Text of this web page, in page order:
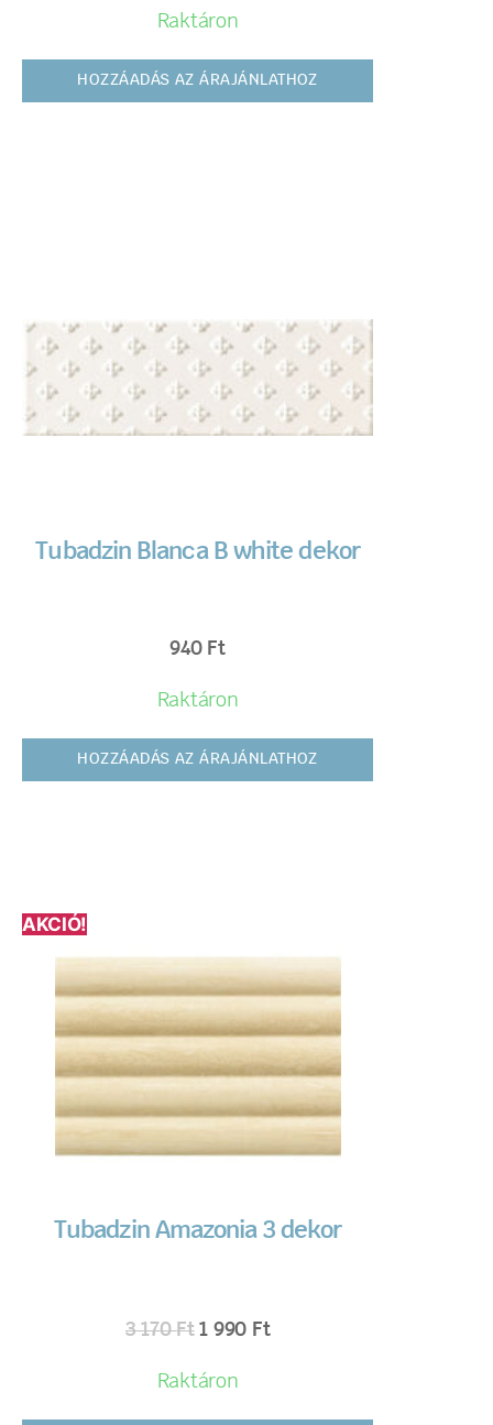
Raktáron
HOZZÁADÁS AZ ÁRAJÁNLATHOZ
Tubadzin Blanca B white dekor
940 Ft
Raktáron
HOZZÁADÁS AZ ÁRAJÁNLATHOZ
AKCIÓ!
Tubadzin Amazonia 3 dekor
3 170Ft 1 990 Ft
Raktáron